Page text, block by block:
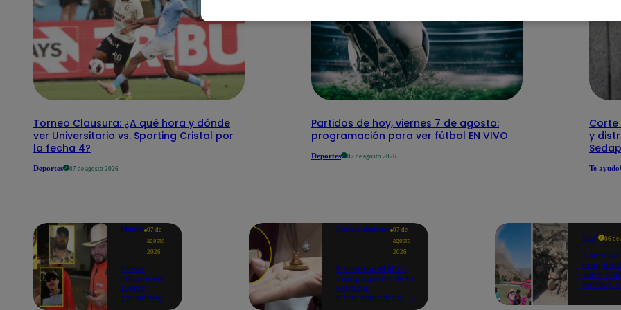
Torneo Clausura: ¿A qué hora y dónde
ver Universitario vs. Sporting Cristal por
la fecha 4?
Deportes 07 de agosto 2026
Partidos de hoy, viernes 7 de agosto:
programación para ver fútbol EN VIVO
Deportes 07 de agosto 2026
Corte
y
Te ayudo
Mundo 07 de
agosto
2026
Nueve
influencers
fueron
asesinados
Entretenimiento 07 de
agosto
2026
Presentan el libro
más pequeño de la
Feria del
Internacional del
Perú 06 de
Sismo de
Junín
heridos,
propició